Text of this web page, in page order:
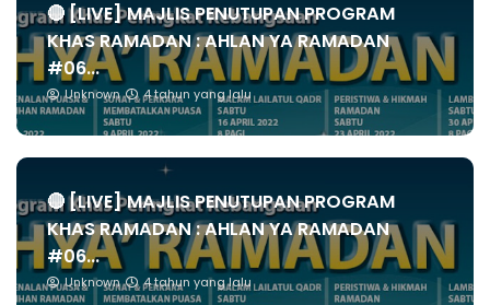
🔴 [LIVE] MAJLIS PENUTUPAN PROGRAM
KHAS RAMADAN : AHLAN YA RAMADAN
#06...
Unknown 4 tahun yang lalu
🔴 [LIVE] MAJLIS PENUTUPAN PROGRAM
KHAS RAMADAN : AHLAN YA RAMADAN
#06...
Unknown 4 tahun yang lalu